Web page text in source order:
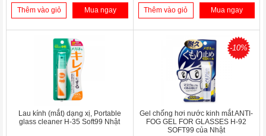
Thêm vào giỏ Mua ngay Thêm vào giỏ Mua ngay
Lau kính (mắt) dạng xị, Portable
glass cleaner H-35 Soft99 Nhật
-10%
Gel chống hơi nước kinh mắt ANTI-
FOG GEL FOR GLASSES H-92
SOFT99 của Nhật